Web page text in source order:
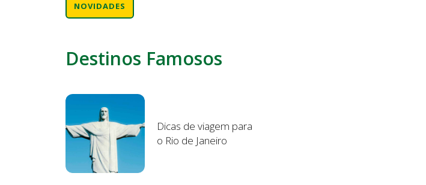
NOVIDADES
Destinos Famosos
Dicas de viagem para
o Rio de Janeiro